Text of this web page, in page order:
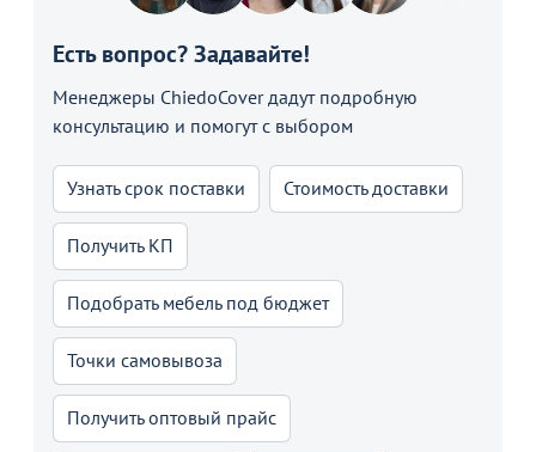
Есть вопрос? Задавайте!
Менеджеры ChiedoCover дадут подробную
консультацию и помогут с выбором
Узнать срок поставки Стоимость доставки
Получить КП
Подобрать мебель под бюджет
Точки самовывоза
Получить оптовый прайс